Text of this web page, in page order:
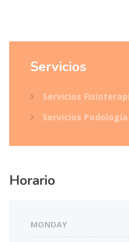
Servicios
Servicios
Servicios Podología
Horario
MONDAY